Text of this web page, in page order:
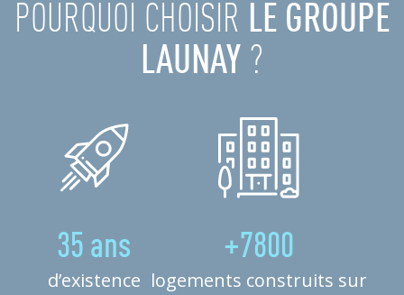
POURQUOI CHOISIR LE GROUPE
LAUNAY ?
35 ans
d’existence
+7800
logements construits sur